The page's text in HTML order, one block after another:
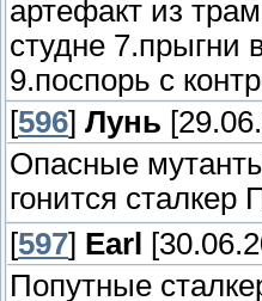
артефакт из
студне 7.прыгни
9.поспорь с
[596] Лунь
Опасные
гонится сталкер
[597] Earl
Попутные